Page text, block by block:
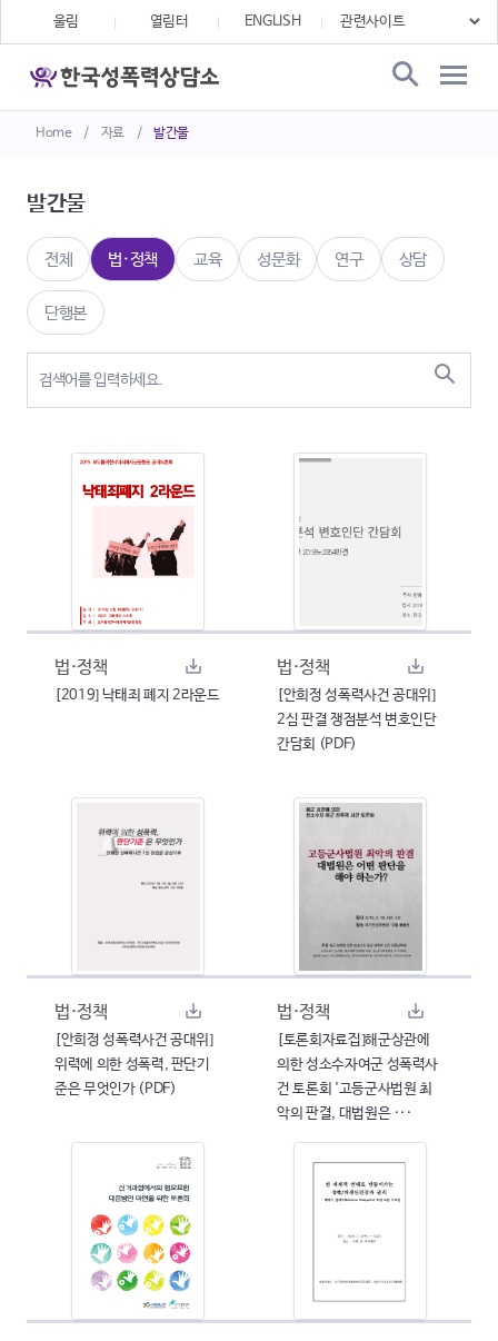
Home / 자료 / 발간물
울림 열림터 ENGLISH
발간물
전체 법·정책 교육 성문화 연구 상담
단행본
법·정책
[2019] 낙태죄 폐지 2라운드
법·정책
[안희정 성폭력사건 공대위]
2심 판결 쟁점분석 변호인단
간담회 (PDF)
법·정책
[안희정 성폭력사건 공대위]
위력에 의한 성폭력, 판단기
준은 무엇인가 (PDF)
법·정책
[토론회자료집]해군상관에
의한 성소수자여군 성폭력사
건 토론회 '고등군사법원 최
악의 판결, 대법원은 ···